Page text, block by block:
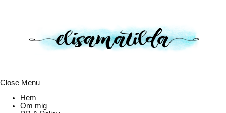
Close Menu
Hem
Om mig